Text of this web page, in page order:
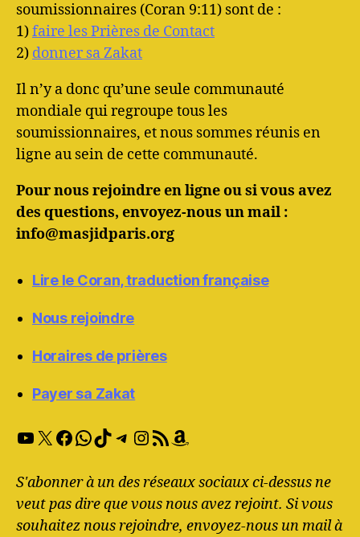
soumissionnaires (Coran 9:11) sont de :
1)faire les Prières de Contact
2) donner sa Zakat
Il n’y a donc qu’une seule communauté
mondiale qui regroupe tous les
soumissionnaires, et nous sommes réunis en
ligne au sein de cette communauté.
Pour nous rejoindre en ligne ou si vous avez
des questions, envoyez-nous un mail :
info@masjidparis.org
Lire le Coran, traduction française
Nous rejoindre
Horaires de prières
Payer sa Zakat
YouTube
X Facebook
WhatsApp
TikTok
Telegram
Instagram
RSS FeedAmazon
S'abonner à un des réseaux sociaux ci-dessus ne
veut pas dire que vous nous avez rejoint. Si vous
souhaitez nous rejoindre, envoyez-nous un mail à